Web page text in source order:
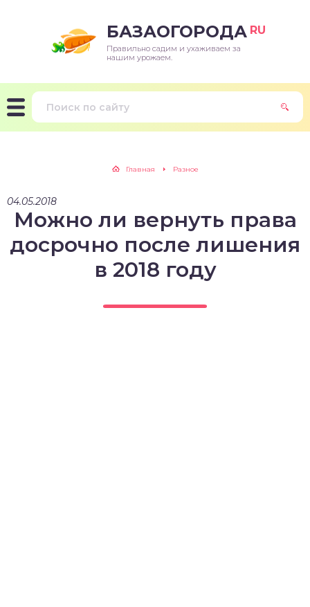
БАЗАОГОРОДА RU
Правильно садим и ухаживаем за
нашим урожаем.
Главная Разное
04.05.2018
Можно ли вернуть права
досрочно после лишения
в 2018 году